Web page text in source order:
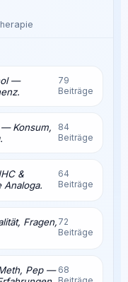
—
79
Beiträge
— Konsum,
84
Beiträge
&
Analoga.
64
Beiträge
Fragen, 72
Beiträge
Pep — 68